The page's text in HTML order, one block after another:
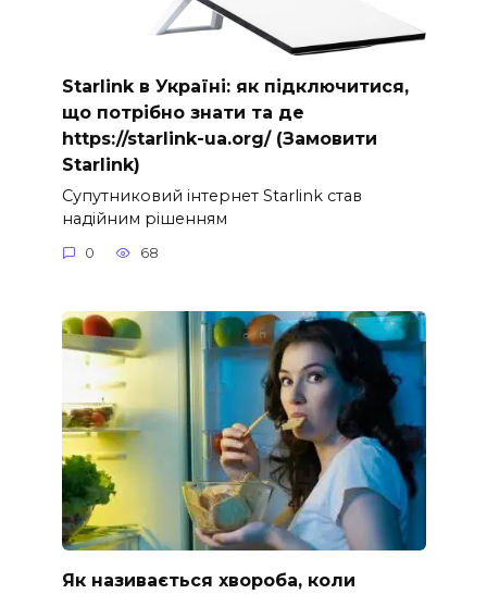
Starlink в Україні: як підключитися,
що потрібно знати та де
https://starlink-ua.org/ (Замовити
Starlink)
Супутниковий інтернет Starlink став
надійним рішенням
0 68
Як називається хвороба, коли